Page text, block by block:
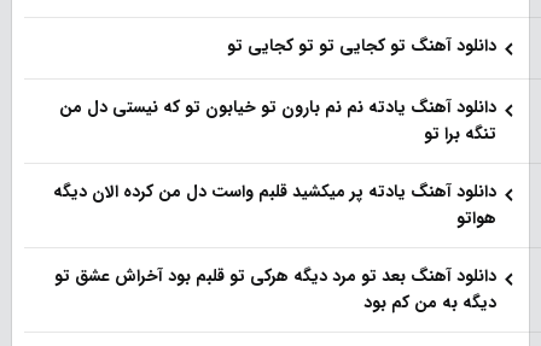
دانلود آهنگ تو کجایی تو تو کجایی تو
دانلود آهنگ یادته نم نم بارون تو خیابون تو که نیستی دل من
تنگه برا تو
دانلود آهنگ یادته پر میکشید قلبم واست دل من کرده الان دیگه
هواتو
دانلود آهنگ بعد تو مرد دیگه هرکی تو قلبم بود آخراش عشق تو
دیگه به من کم بود